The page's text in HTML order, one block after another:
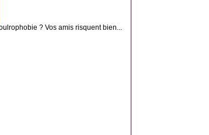
? Vos amis risquent bien...